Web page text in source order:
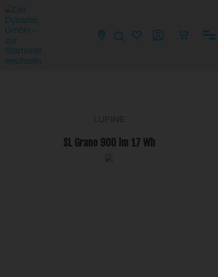
LUPINE
SL Grano 900 lm 17 Wh